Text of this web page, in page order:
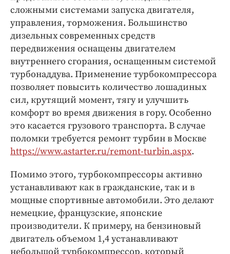
Медиаперсона
Интересное чтиво
Клиника года
Бренд года
Работодатель года
сложными системами запуска двигателя,
управления, торможения. Большинство
дизельных современных средств
передвижения оснащены двигателем
внутреннего сгорания, оснащенным системой
турбонаддува. Применение турбокомпрессора
позволяет повысить количество лошадиных
сил, крутящий момент, тягу и улучшить
комфорт во время движения в гору. Особенно
это касается грузового транспорта. В случае
поломки требуется ремонт турбин в Москве
https://www.astarter.ru/remont-turbin.aspx.
Помимо этого, турбокомпрессоры активно
устанавливают как в гражданские, так и в
мощные спортивные автомобили. Это делают
немецкие, французские, японские
производители. К примеру, на бензиновый
двигатель объемом 1,4 устанавливают
небольшой турбокомпрессор, который